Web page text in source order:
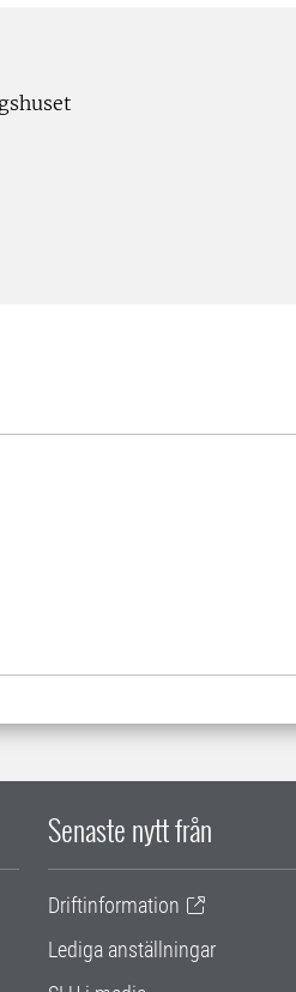
Senaste nytt från
Driftinformation
Lediga anställningar